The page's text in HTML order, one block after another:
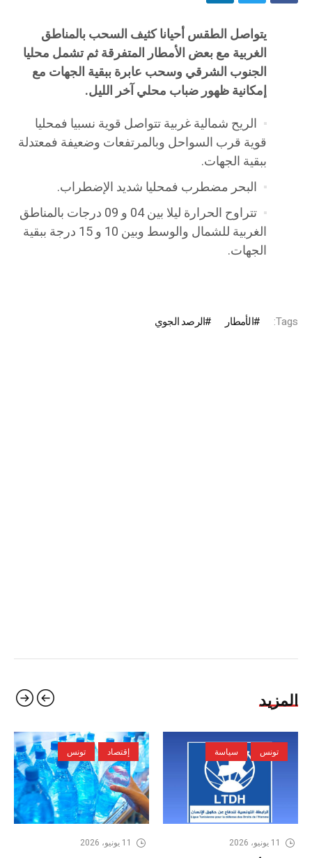
يتواصل الطقس أحيانا كثيف السحب بالمناطق
الغربية مع بعض الأمطار المتفرقة ثم تشمل محليا
الجنوب الشرقي وسحب عابرة ببقية الجهات مع
إمكانية ظهور ضباب محلي آخر الليل.
الريح شمالية غربية تتواصل قوية نسبيا فمحليا
قوية قرب السواحل وبالمرتفعات وضعيفة فمعتدلة
ببقية الجهات.
البحر مضطرب فمحليا شديد الإضطراب.
تتراوح الحرارة ليلا بين 04 و 09 درجات بالمناطق
الغربية للشمال والوسط وبين 10 و 15 درجة ببقية
الجهات.
Tags: الأمطار الرصد الجوي
المزيد
تونس سياسة
11 يونيو، 2026
إقتصاد تونس
11 يونيو، 2026